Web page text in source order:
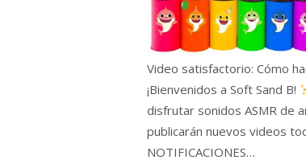
Video satisfactorio: Cómo
¡Bienvenidos a Soft Sand B!
disfrutar sonidos ASMR de
publicarán nuevos videos
NOTIFICACIONES…